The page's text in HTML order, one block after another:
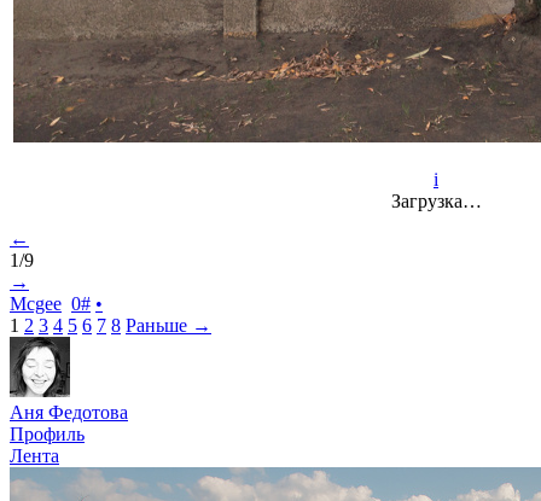
i
Загрузка…
←
1/9
→
Mcgee 0# •
1 2 3 4 5 6 7 8 Раньше →
Аня Федотова
Профиль
Лента